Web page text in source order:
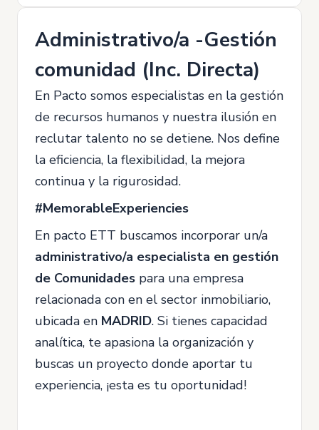
Administrativo/a -Gestión
comunidad (Inc. Directa)
En Pacto somos especialistas en la gestión
de recursos humanos y nuestra ilusión en
reclutar talento no se detiene. Nos define
la eficiencia, la flexibilidad, la mejora
continua y la rigurosidad.
#MemorableExperiencies
En pacto ETT buscamos incorporar un/a
administrativo/a especialista en gestión
de Comunidades para una empresa
relacionada con en el sector inmobiliario,
ubicada en MADRID. Si tienes capacidad
analítica, te apasiona la organización y
buscas un proyecto donde aportar tu
experiencia, ¡esta es tu oportunidad!